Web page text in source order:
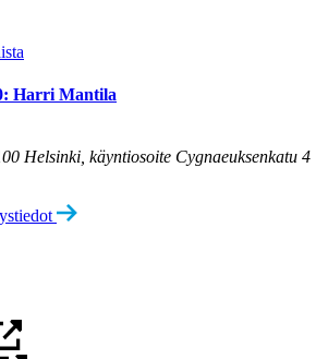
Harri Mantila
Helsinki, käyntiosoite Cygnaeuksenkatu 4